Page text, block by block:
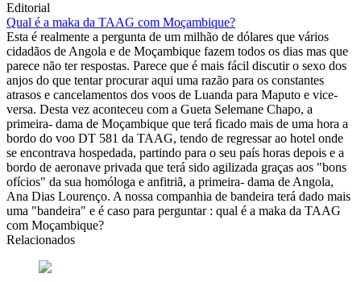
Editorial
Qual é a maka da TAAG com Moçambique?
Esta é realmente a pergunta de um milhão de dólares que vários
cidadãos de Angola e de Moçambique fazem todos os dias mas que
parece não ter respostas. Parece que é mais fácil discutir o sexo dos
anjos do que tentar procurar aqui uma razão para os constantes
atrasos e cancelamentos dos voos de Luanda para Maputo e vice-
versa. Desta vez aconteceu com a Gueta Selemane Chapo, a
primeira- dama de Moçambique que terá ficado mais de uma hora a
bordo do voo DT 581 da TAAG, tendo de regressar ao hotel onde
se encontrava hospedada, partindo para o seu país horas depois e a
bordo de aeronave privada que terá sido agilizada graças aos "bons
ofícios" da sua homóloga e anfitriã, a primeira- dama de Angola,
Ana Dias Lourenço. A nossa companhia de bandeira terá dado mais
uma "bandeira" e é caso para perguntar : qual é a maka da TAAG
com Moçambique?
Relacionados